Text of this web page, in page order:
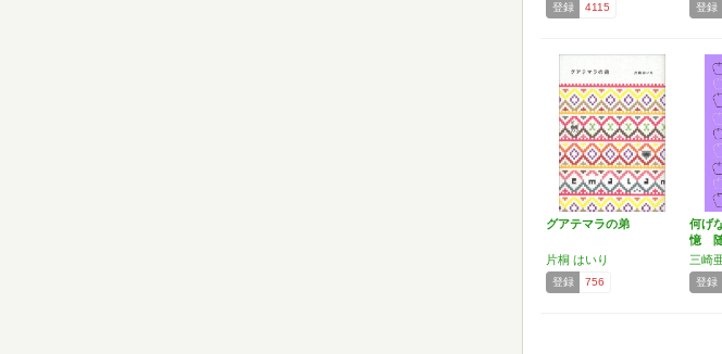
登録 4115 登録
グアテマラの弟
片桐 はいり
登録 756
何げ
憶
暮ら
登録